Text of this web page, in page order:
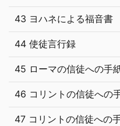
43 ヨハネによる福音書
44 使徒言行録
45 ローマの信徒への手
46 コリントの信徒への
47 コリントの信徒への